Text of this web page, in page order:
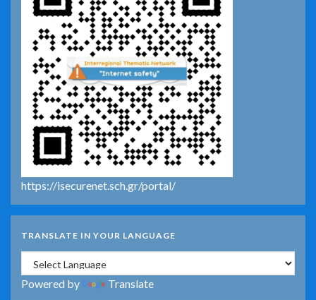
https://isecurenet.sch.gr/portal/
TRANSLATE IN YOUR LANGUAGE
Powered by Translate